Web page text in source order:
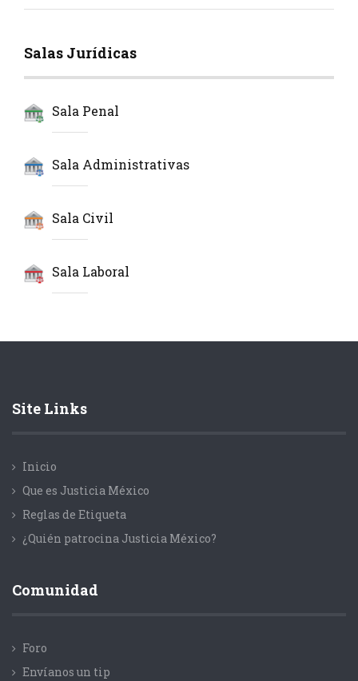
Salas Jurídicas
Sala Penal
Sala Administrativas
Sala Civil
Sala Laboral
Site Links
Inicio
Que es Justicia México
Reglas de Etiqueta
¿Quién patrocina Justicia México?
Comunidad
Foro
Envíanos un tip